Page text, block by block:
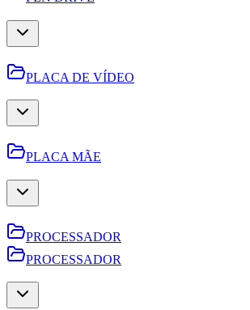
PLACA DE VÍDEO
PLACA MÃE
PROCESSADOR
PROCESSADOR